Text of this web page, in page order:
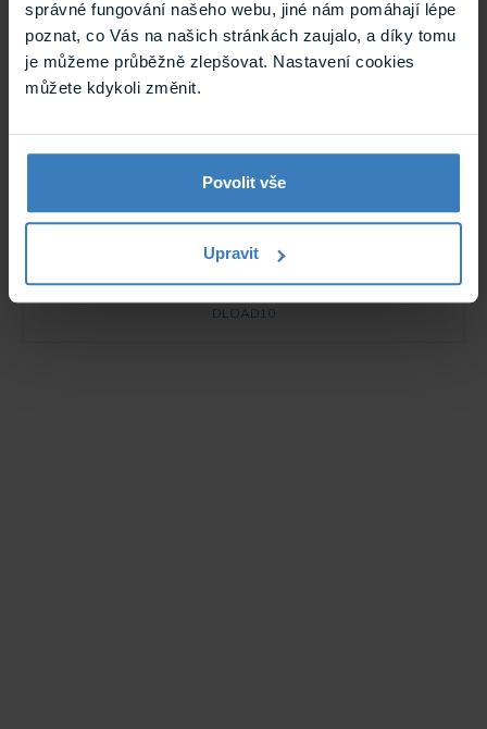
správné fungování našeho webu, jiné nám pomáhají lépe
poznat, co Vás na našich stránkách zaujalo, a díky tomu
je můžeme průběžně zlepšovat. Nastavení cookies
můžete kdykoli změnit.
Povolit vše
Upravit
Satel DLOAD10 konfigurační software
Programování a obsluha ústředen CA-5, CA-6, CA-10,
prostředí Windows 98/ME/2000/XP/VISTA/7/8,
Na objednávku
DLOAD10